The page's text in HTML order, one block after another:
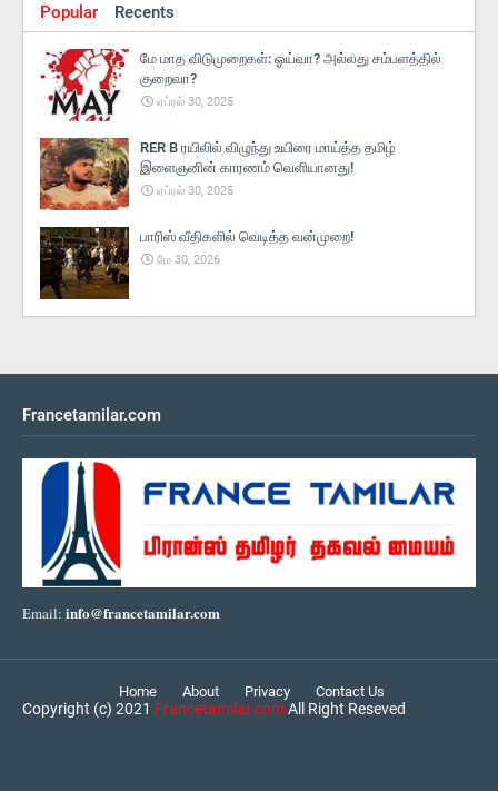
Popular Recents
மே மாத விடுமுறைகள்: ஓய்வா? அல்லது சம்பளத்தில்
குறைவா?
ஏப்ரல் 30, 2025
RER B ரயிலில் விழுந்து உயிரை மாய்த்த தமிழ்
இளைஞனின் காரணம் வெளியானது!
ஏப்ரல் 30, 2025
பாரிஸ் வீதிகளில் வெடித்த வன்முறை!
மே 30, 2026
Francetamilar.com
Email: info@francetamilar.com
Home About Privacy Contact Us
Copyright (c) 2021 Francetamilar.comAll Right Reseved